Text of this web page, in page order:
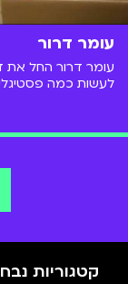
עומר דרור
עומר דרור החל את
לעשות כמה
קטגוריות